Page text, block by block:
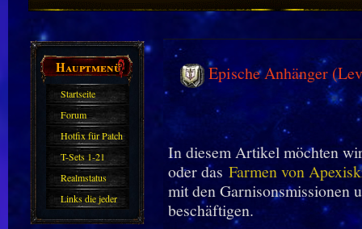
Hauptmenü
Startseite
Forum
Hotfix für Patch
11.X
T-Sets 1-21
Realmstatus
Links die jeder
kennen sollte?!
Epische Anhänger
In diesem Artikel möchten
oder das Farmen von
mit den Garnisonsmissionen
beschäftigen.